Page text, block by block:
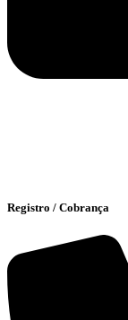
Registro / Cobrança